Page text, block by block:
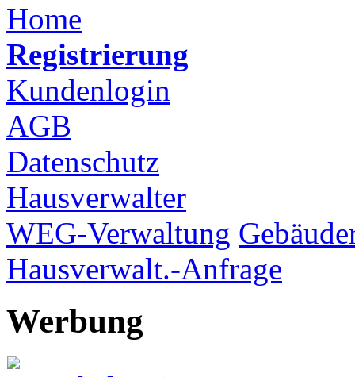
Home
Registrierung
Kundenlogin
AGB
Datenschutz
Hausverwalter
WEG-Verwaltung
Hausverwalt.-Anfrage
Werbung